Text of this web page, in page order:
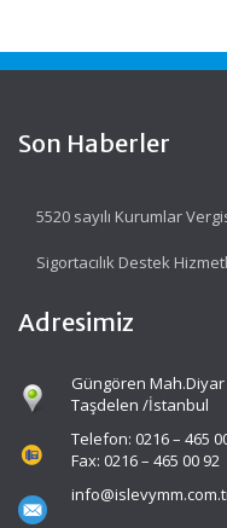
Son Haberler
5520 sayılı Kurumlar
Sigortacılık Destek
Adresimiz
Güngören Mah.Diyar
Taşdelen /İstanbul
Telefon: 0216 – 465
Fax: 0216 – 465 00 92